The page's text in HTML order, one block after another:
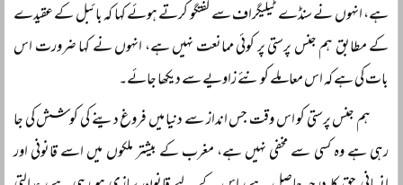
ہے، انہوں نے سنڈے ٹیلیگراف سے گفتگو کرتے ہوئے کہا کہ بائبل کے عقیدے
کے مطابق ہم جنس پرستی پر کوئی ممانعت نہیں ہے، انہوں نے کہا ضرورت اس
بات کی ہے کہ اس معاملے کو نئے زاویے سے دیکھا جائے۔
ہم جنس پرستی کو اس وقت جس انداز سے دنیا میں فروغ دینے کی کوشش کی جا
رہی ہے وہ کسی سے مخفی نہیں ہے، مغرب کے بیشتر ملکوں میں اسے قانونی اور